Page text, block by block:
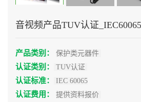
音视频产品TUV认证
产品类别： 保护类元器件
认证类别： TUV认证
认证标准： IEC 60065
认证费用： 提供资料报价